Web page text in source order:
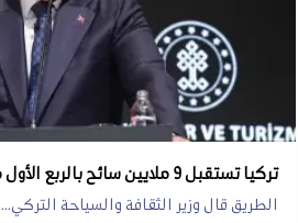
تركيا تستقبل 9 ملايين سائح بالربع الأول من 2024
الطريق قال وزير الثقافة والسياحة التركي...